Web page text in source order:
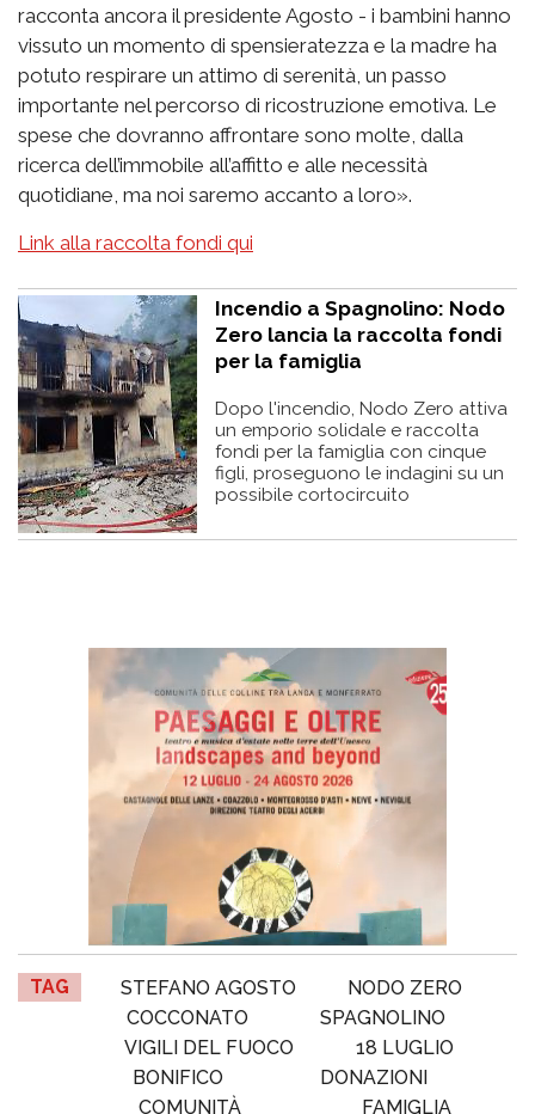
racconta ancora il presidente Agosto - i bambini hanno
vissuto un momento di spensieratezza e la madre ha
potuto respirare un attimo di serenità, un passo
importante nel percorso di ricostruzione emotiva. Le
spese che dovranno affrontare sono molte, dalla
ricerca dell’immobile all’affitto e alle necessità
quotidiane, ma noi saremo accanto a loro».
Link alla raccolta fondi qui
Incendio a Spagnolino: Nodo
Zero lancia la raccolta fondi
per la famiglia
Dopo l'incendio, Nodo Zero attiva
un emporio solidale e raccolta
fondi per la famiglia con cinque
figli, proseguono le indagini su un
possibile cortocircuito
TAG STEFANO AGOSTO
NODO ZERO
COCCONATO
SPAGNOLINO
VIGILI DEL FUOCO
18 LUGLIO
BONIFICO
DONAZIONI
COMUNITÀ
FAMIGLIA